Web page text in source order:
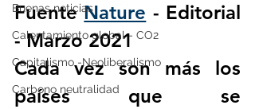
Buenas noticias
Calentamiento global - CO2
Capitalismo -Neoliberalismo
Carbono neutralidad
Fuente Nature - Editorial
- Marzo 2021
Cada vez son más los
países que se